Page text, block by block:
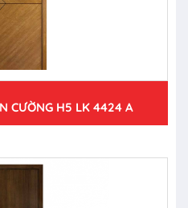
CƯỜNG H5 LK 4424 A